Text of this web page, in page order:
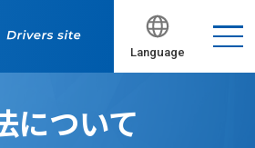
Language
について